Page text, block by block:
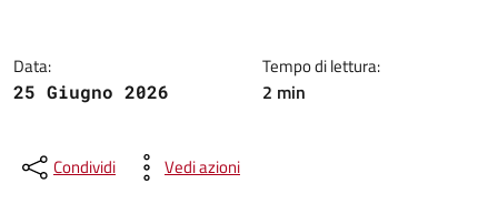
Data:
25 Giugno 2026
Tempo di lettura:
2 min
Condividi Vedi azioni